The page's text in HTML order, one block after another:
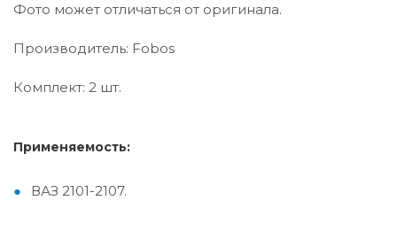
Фото может отличаться от оригинала.
Производитель: Fobos
Комплект: 2 шт.
Применяемость:
ВАЗ 2101-2107.